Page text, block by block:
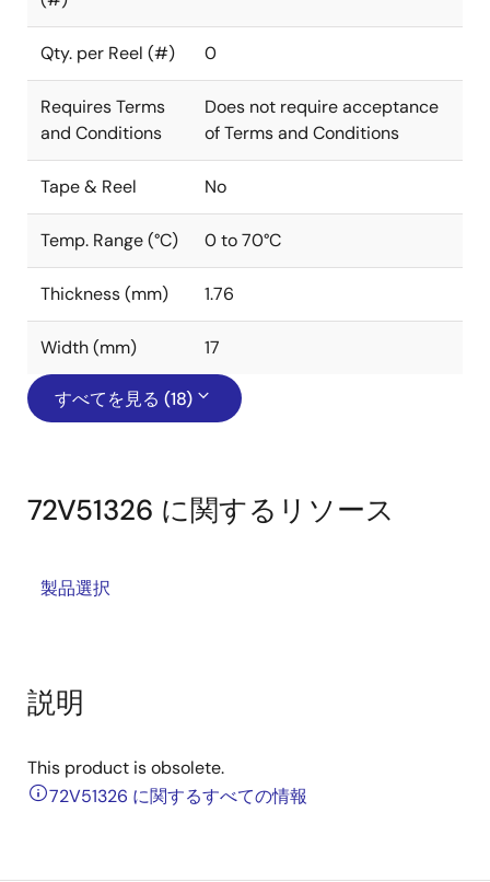
Qty. per Reel (#) 0
Requires Terms
and Conditions
Does not require acceptance
of Terms and Conditions
Tape & Reel No
Temp. Range (°C) 0 to 70°C
Thickness (mm) 1.76
Width (mm) 17
すべてを見る (18)
72V51326 に関するリソース
製品選択
説明
This product is obsolete.
72V51326 に関するすべての情報